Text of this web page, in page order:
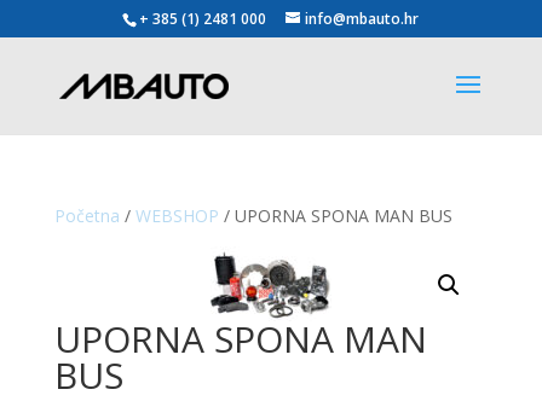
+ 385 (1) 2481 000 info@mbauto.hr
Početna / WEBSHOP / UPORNA SPONA MAN BUS
UPORNA SPONA MAN
BUS